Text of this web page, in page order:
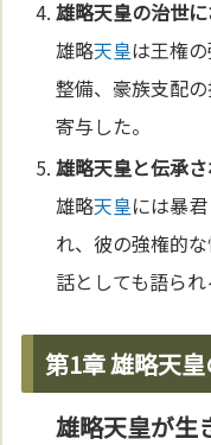
雄略天皇の治世
雄略天皇は王権の
整備、豪族支配
寄与した。
雄略天皇と伝承
雄略天皇には暴
れ、彼の強権的
話としても語られ
第1章 雄略天
雄略天皇が生